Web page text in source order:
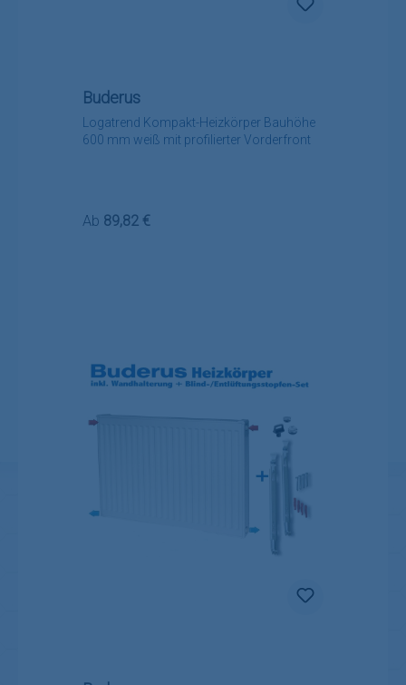
Logatrend Kompakt-Heizkörper Bauhöhe
600 mm weiß mit profilierter Vorderfront
Buderus
Regulärer Preis:
Ab 89,82 €